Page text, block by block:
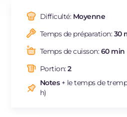
ES
BR
Difficulté: Moyenne
Temps de préparation:30
Temps de cuisson:60 min
Portion:2
Notes+ le temps de
h)